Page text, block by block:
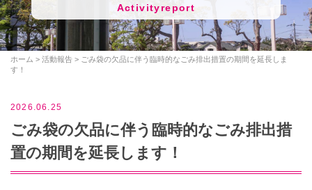
Activityreport
ホーム > 活動報告 > ごみ袋の欠品に伴う臨時的なごみ排出措置の期間を延長しま
す！
2026.06.25
ごみ袋の欠品に伴う臨時的なごみ排出措
置の期間を延長します！